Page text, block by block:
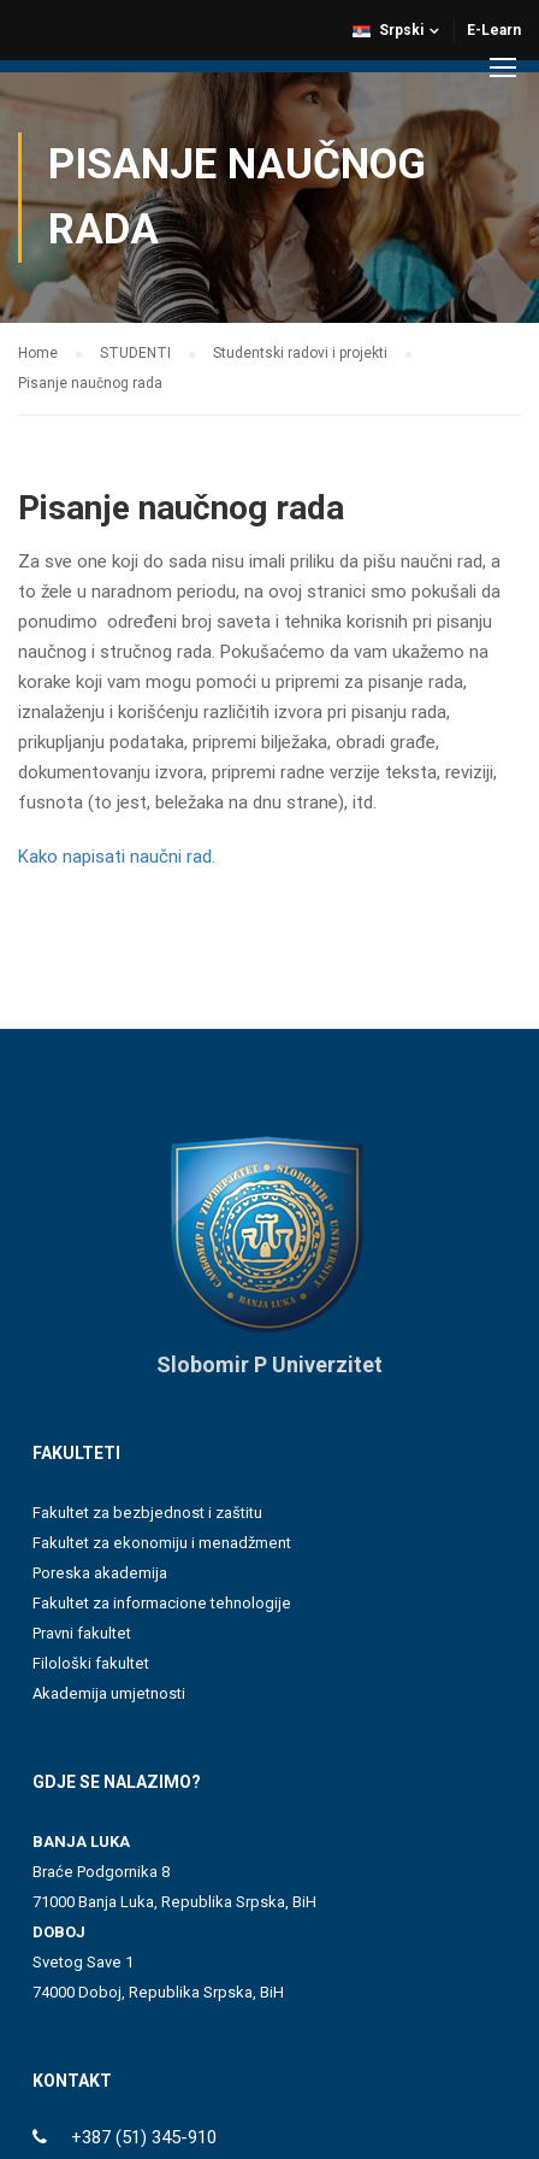
E-Learn
Srpski
PISANJE NAUČNOG
RADA
Home STUDENTI
Studentski radovi i projekti
Pisanje naučnog rada
Pisanje naučnog rada
Za sve one koji do sada nisu imali priliku da pišu naučni rad, a
to žele u naradnom periodu, na ovoj stranici smo pokušali da
ponudimo određeni broj saveta i tehnika korisnih pri pisanju
naučnog i stručnog rada. Pokušaćemo da vam ukažemo na
korake koji vam mogu pomoći u pripremi za pisanje rada,
iznalaženju i korišćenju različitih izvora pri pisanju rada,
prikupljanju podataka, pripremi bilježaka, obradi građe,
dokumentovanju izvora, pripremi radne verzije teksta, reviziji,
fusnota (to jest, beležaka na dnu strane), itd.
Kako napisati naučni rad.
Slobomir P Univerzitet
FAKULTETI
Fakultet za bezbjednost i zaštitu
Fakultet za ekonomiju i menadžment
Poreska akademija
Fakultet za informacione tehnologije
Pravni fakultet
Filološki fakultet
Akademija umjetnosti
GDJE SE NALAZIMO?
BANJA LUKA
Braće Podgornika 8
71000 Banja Luka, Republika Srpska, BiH
DOBOJ
Svetog Save 1
74000 Doboj, Republika Srpska, BiH
KONTAKT
+387 (51) 345-910